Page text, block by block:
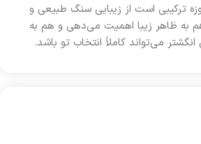
ترکیبی است از زیبایی سنگ طبیعی و
به ظاهر زیبا اهمیت می‌دهی و هم به
می‌تواند کاملاً انتخاب تو باشد.